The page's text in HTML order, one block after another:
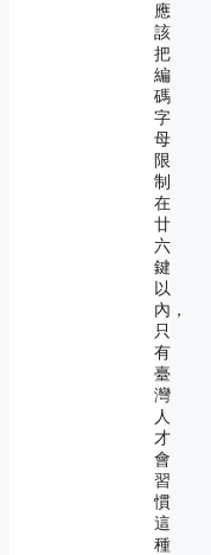
應
該
把
編
碼
字
母
限
制
在
廿
六
鍵
以
內，
只
有
臺
灣
人
才
會
習
慣
這
種